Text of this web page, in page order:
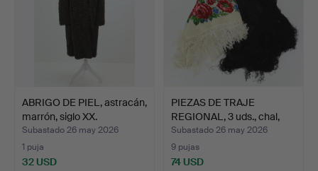
ABRIGO DE PIEL, astracán,
marrón, siglo XX.
Subastado 26 may 2026
1 puja
32 USD
PIEZAS DE TRAJE
REGIONAL, 3 uds., chal,
br…
Subastado 26 may 2026
9 pujas
74 USD